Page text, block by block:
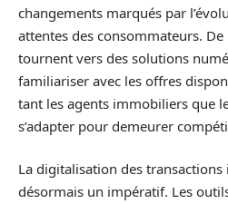
changements marqués par
attentes des consommateurs.
tournent vers des solutions
familiariser avec les offres
tant les agents immobiliers que
s’adapter pour demeurer
La digitalisation des
désormais un impératif. Les